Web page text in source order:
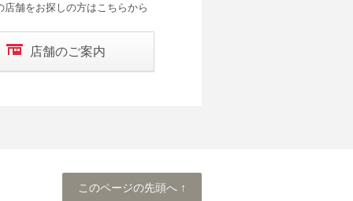
店舗をお探しの方はこちらから
店舗のご案内
このページの先頭へ
このページの先頭へ ↑